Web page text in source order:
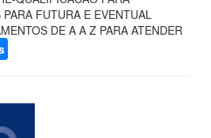
FUTURA E EVENTUAL
DE A A Z PARA ATENDER